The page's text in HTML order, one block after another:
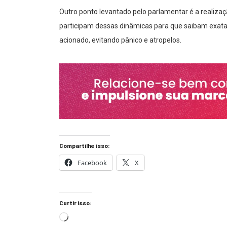
Outro ponto levantado pelo parlamentar é a
participam dessas dinâmicas para que saibam
acionado, evitando pânico e atropelos.
Compartilhe isso:
Facebook X
Curtir isso: